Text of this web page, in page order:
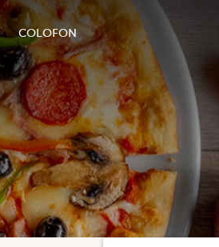
COLOFON